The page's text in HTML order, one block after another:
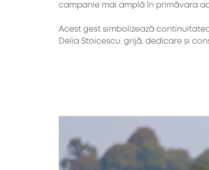
campanie mai amplă în primăvara
Acest gest simbolizează
Delia Stoicescu: grijă, dedicare și